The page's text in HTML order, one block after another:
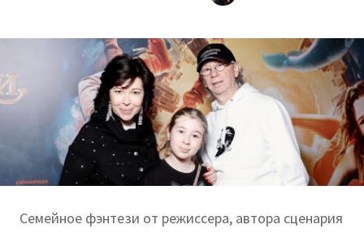
Семейное фэнтези от режиссера, автора сценария